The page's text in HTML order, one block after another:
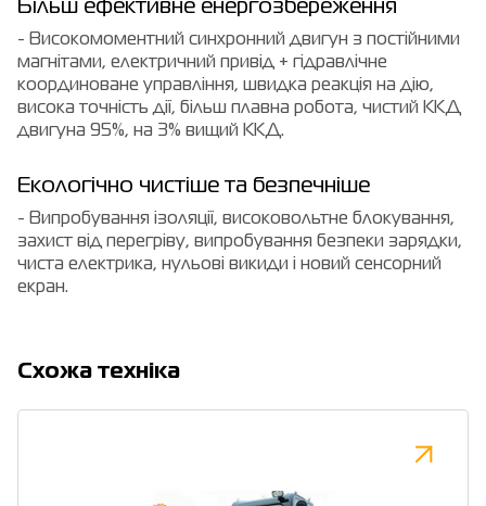
Більш ефективне енергозбереження
- Високомоментний синхронний двигун з постійними
магнітами, електричний привід + гідравлічне
координоване управління, швидка реакція на дію,
висока точність дії, більш плавна робота, чистий ККД
двигуна 95%, на 3% вищий ККД.
Екологічно чистіше та безпечніше
- Випробування ізоляції, високовольтне блокування,
захист від перегріву, випробування безпеки зарядки,
чиста електрика, нульові викиди і новий сенсорний
екран.
Cхожа техніка